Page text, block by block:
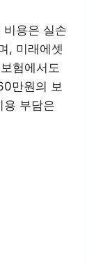
비용은 실손
, 미래에셋
험에서도
만원의 보
용 부담은